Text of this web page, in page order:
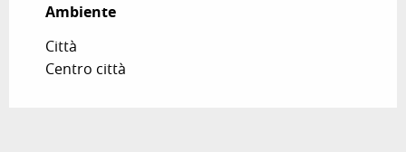
Ambiente
Ambiente
Città
Centro città